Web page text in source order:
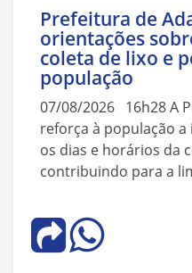
Prefeitura de
orientações
coleta de lixo e
população
07/08/2026 16h28 A
reforça à população
os dias e horários da
contribuindo para a